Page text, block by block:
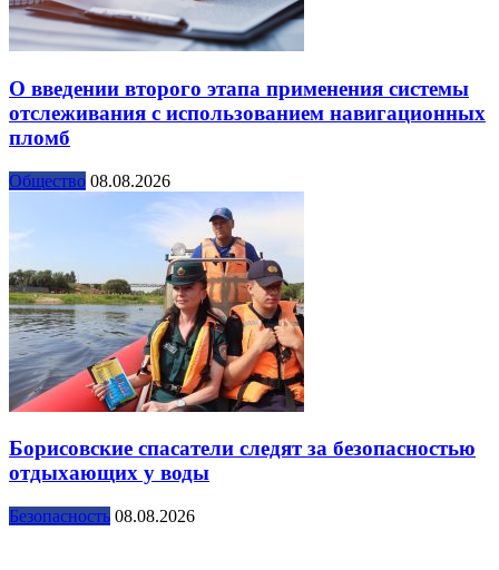
О введении второго этапа применения системы
отслеживания с использованием навигационных
пломб
Общество 08.08.2026
Борисовские спасатели следят за безопасностью
отдыхающих у воды
Безопасность 08.08.2026